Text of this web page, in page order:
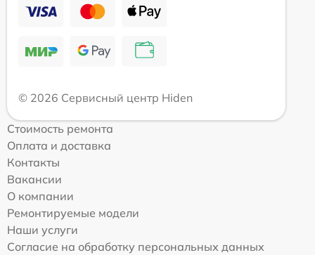
© 2026 Сервисный центр Hiden
Стоимость ремонта
Оплата и доставка
Контакты
Вакансии
О компании
Ремонтируемые модели
Наши услуги
Согласие на обработку персональных данных